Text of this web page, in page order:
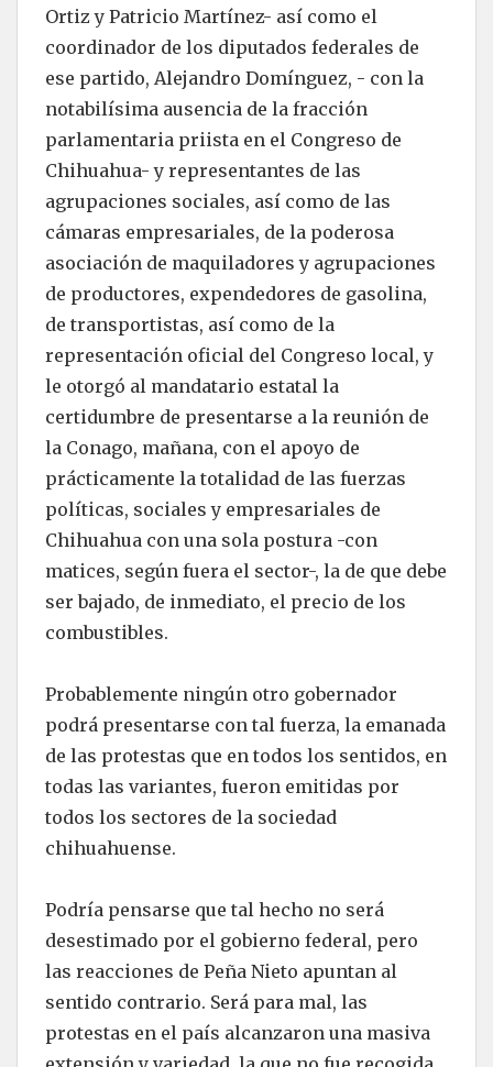
Ortiz y Patricio Martínez- así como el
coordinador de los diputados federales de
ese partido, Alejandro Domínguez, - con la
notabilísima ausencia de la fracción
parlamentaria priista en el Congreso de
Chihuahua- y representantes de las
agrupaciones sociales, así como de las
cámaras empresariales, de la poderosa
asociación de maquiladores y agrupaciones
de productores, expendedores de gasolina,
de transportistas, así como de la
representación oficial del Congreso local, y
le otorgó al mandatario estatal la
certidumbre de presentarse a la reunión de
la Conago, mañana, con el apoyo de
prácticamente la totalidad de las fuerzas
políticas, sociales y empresariales de
Chihuahua con una sola postura -con
matices, según fuera el sector-, la de que debe
ser bajado, de inmediato, el precio de los
combustibles.
Probablemente ningún otro gobernador
podrá presentarse con tal fuerza, la emanada
de las protestas que en todos los sentidos, en
todas las variantes, fueron emitidas por
todos los sectores de la sociedad
chihuahuense.
Podría pensarse que tal hecho no será
desestimado por el gobierno federal, pero
las reacciones de Peña Nieto apuntan al
sentido contrario. Será para mal, las
protestas en el país alcanzaron una masiva